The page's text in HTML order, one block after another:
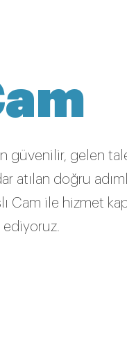
güvenilir, gelen
atılan doğru
Cam ile hizmet